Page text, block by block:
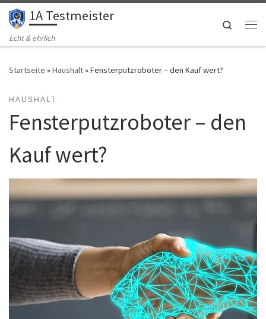
Zum Inhalt springen
1A Testmeister
Echt & ehrlich
Search
Startseite »Haushalt»Fensterputzroboter – den Kauf wert?
HAUSHALT
Fensterputzroboter – den
Kauf wert?